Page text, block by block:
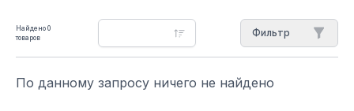
Найдено 0
товаров
Фильтр
По данному запросу ничего не найдено